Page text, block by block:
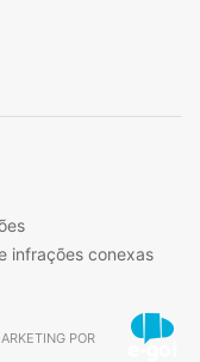
infrações conexas
POR